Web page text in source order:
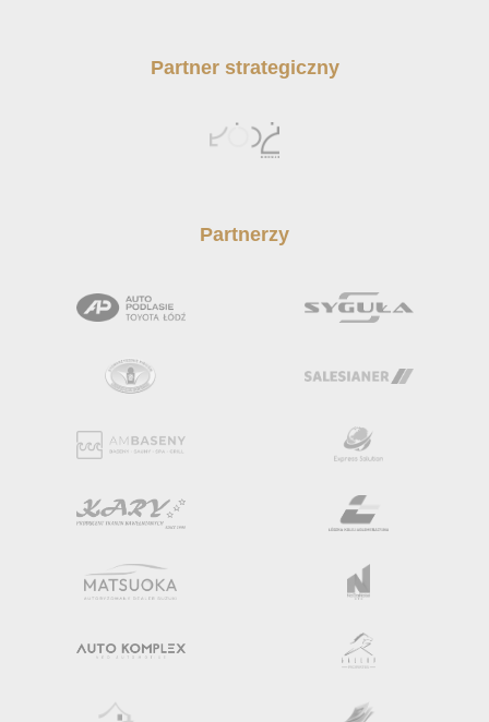
Partner strategiczny
Partnerzy